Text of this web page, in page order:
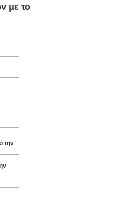
με το
την